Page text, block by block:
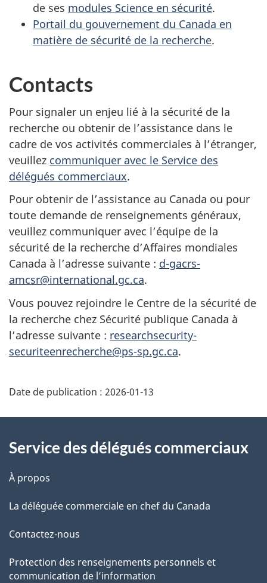
de ses modules Science en sécurité.
Portail du gouvernement du Canada en
matière de sécurité de la recherche.
Contacts
Pour signaler un enjeu lié à la sécurité de la
recherche ou obtenir de l’assistance dans le
cadre de vos activités commerciales à l’étranger,
veuillez communiquer avec le Service des
délégués commerciaux.
Pour obtenir de l’assistance au Canada ou pour
toute demande de renseignements généraux,
veuillez communiquer avec l’équipe de la
sécurité de la recherche d’Affaires mondiales
Canada à l’adresse suivante : d-gacrs-
amcsr@international.gc.ca.
Vous pouvez rejoindre le Centre de la sécurité de
la recherche chez Sécurité publique Canada à
l’adresse suivante : researchsecurity-
securiteenrecherche@ps-sp.gc.ca.
Additional
Information
Date de publication : 2026-01-13
Service des délégués commerciaux
À propos
La déléguée commerciale en chef du Canada
Contactez-nous
Protection des renseignements personnels et
communication de l’information